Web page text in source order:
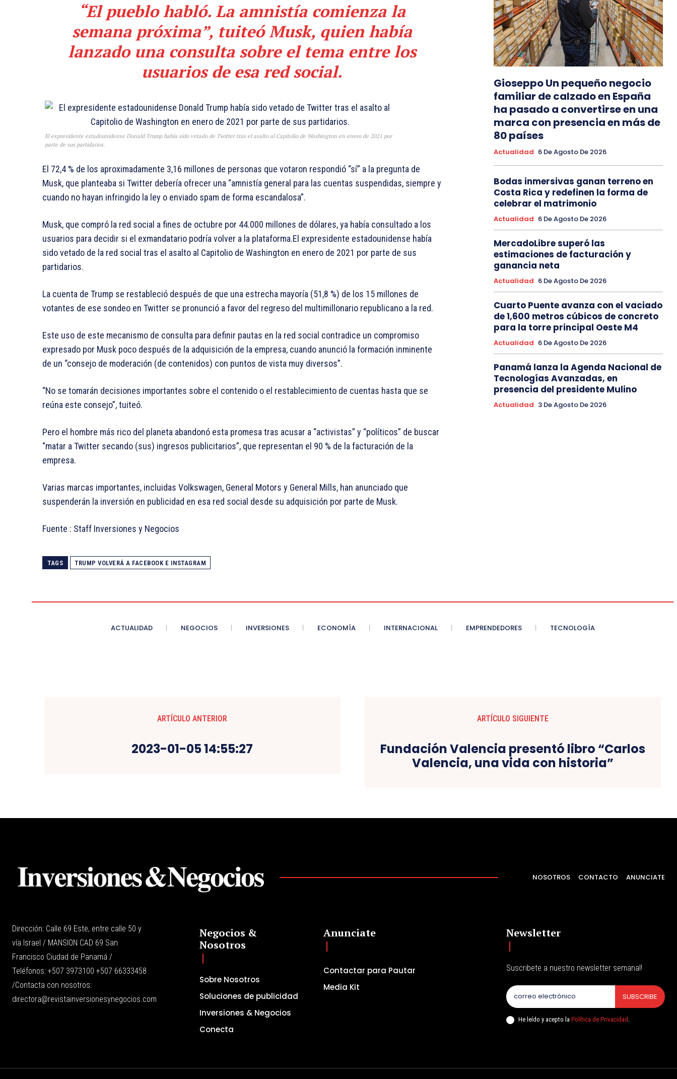
“El pueblo habló. La amnistía comienza la
semana próxima”, tuiteó Musk, quien había
lanzado una consulta sobre el tema entre los
usuarios de esa red social.
El expresidente estadounidense Donald Trump había sido vetado de Twitter tras el asalto al Capitolio de Washington en enero de 2021 por
parte de sus partidarios.
El 72,4 % de los aproximadamente 3,16 millones de personas que votaron respondió “sí” a la pregunta de
Musk, que planteaba si Twitter debería ofrecer una “amnistía general para las cuentas suspendidas, siempre y
cuando no hayan infringido la ley o enviado spam de forma escandalosa”.
Musk, que compró la red social a fines de octubre por 44.000 millones de dólares, ya había consultado a los
usuarios para decidir si el exmandatario podría volver a la plataforma.El expresidente estadounidense había
sido vetado de la red social tras el asalto al Capitolio de Washington en enero de 2021 por parte de sus
partidarios.
La cuenta de Trump se restableció después de que una estrecha mayoría (51,8 %) de los 15 millones de
votantes de ese sondeo en Twitter se pronunció a favor del regreso del multimillonario republicano a la red.
Este uso de este mecanismo de consulta para definir pautas en la red social contradice un compromiso
expresado por Musk poco después de la adquisición de la empresa, cuando anunció la formación inminente
de un “consejo de moderación (de contenidos) con puntos de vista muy diversos”.
“No se tomarán decisiones importantes sobre el contenido o el restablecimiento de cuentas hasta que se
reúna este consejo”, tuiteó.
Pero el hombre más rico del planeta abandonó esta promesa tras acusar a “activistas” y “políticos” de buscar
“matar a Twitter secando (sus) ingresos publicitarios”, que representan el 90 % de la facturación de la
empresa.
Varias marcas importantes, incluidas Volkswagen, General Motors y General Mills, han anunciado que
suspenderán la inversión en publicidad en esa red social desde su adquisición por parte de Musk.
Fuente : Staff Inversiones y Negocios
TAGS TRUMP VOLVERÁ A FACEBOOK E INSTAGRAM
Gioseppo Un pequeño negocio
familiar de calzado en España
ha pasado a convertirse en una
marca con presencia en más de
80 países
Actualidad 6 De Agosto De 2026
Bodas inmersivas ganan terreno en
Costa Rica y redefinen la forma de
celebrar el matrimonio
Actualidad 6 De Agosto De 2026
MercadoLibre superó las
estimaciones de facturación y
ganancia neta
Actualidad 6 De Agosto De 2026
Cuarto Puente avanza con el vaciado
de 1,600 metros cúbicos de concreto
para la torre principal Oeste M4
Actualidad 6 De Agosto De 2026
Panamá lanza la Agenda Nacional de
Tecnologías Avanzadas, en
presencia del presidente Mulino
Actualidad 3 De Agosto De 2026
ACTUALIDAD NEGOCIOS INVERSIONES ECONOMÍA INTERNACIONAL EMPRENDEDORES TECNOLOGÍA
ARTÍCULO ANTERIOR
2023-01-05 14:55:27
ARTÍCULO SIGUIENTE
Fundación Valencia presentó libro “Carlos
Valencia, una vida con historia”
NOSOTROS CONTACTO ANUNCIATE
Dirección: Calle 69 Este, entre calle 50 y
vía Israel / MANSION CAD 69 San
Francisco Ciudad de Panamá /
Teléfonos: +507 3973100 +507 66333458
/Contacta con nosotros:
directora@revistainversionesynegocios.com
Negocios &
Nosotros
Sobre Nosotros
Soluciones de publicidad
Inversiones & Negocios
Conecta
Anunciate
Contactar para Pautar
Media Kit
Newsletter
Suscribete a nuestro newsletter semanal!
SUBSCRIBE
He leído y acepto laPolítica de Privacidad .